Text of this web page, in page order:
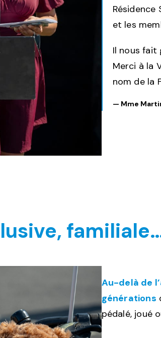
Résidence
et les
Il nous fait
Merci à la
nom de la
— Mme
Au-delà de
générations
pédalé, joué